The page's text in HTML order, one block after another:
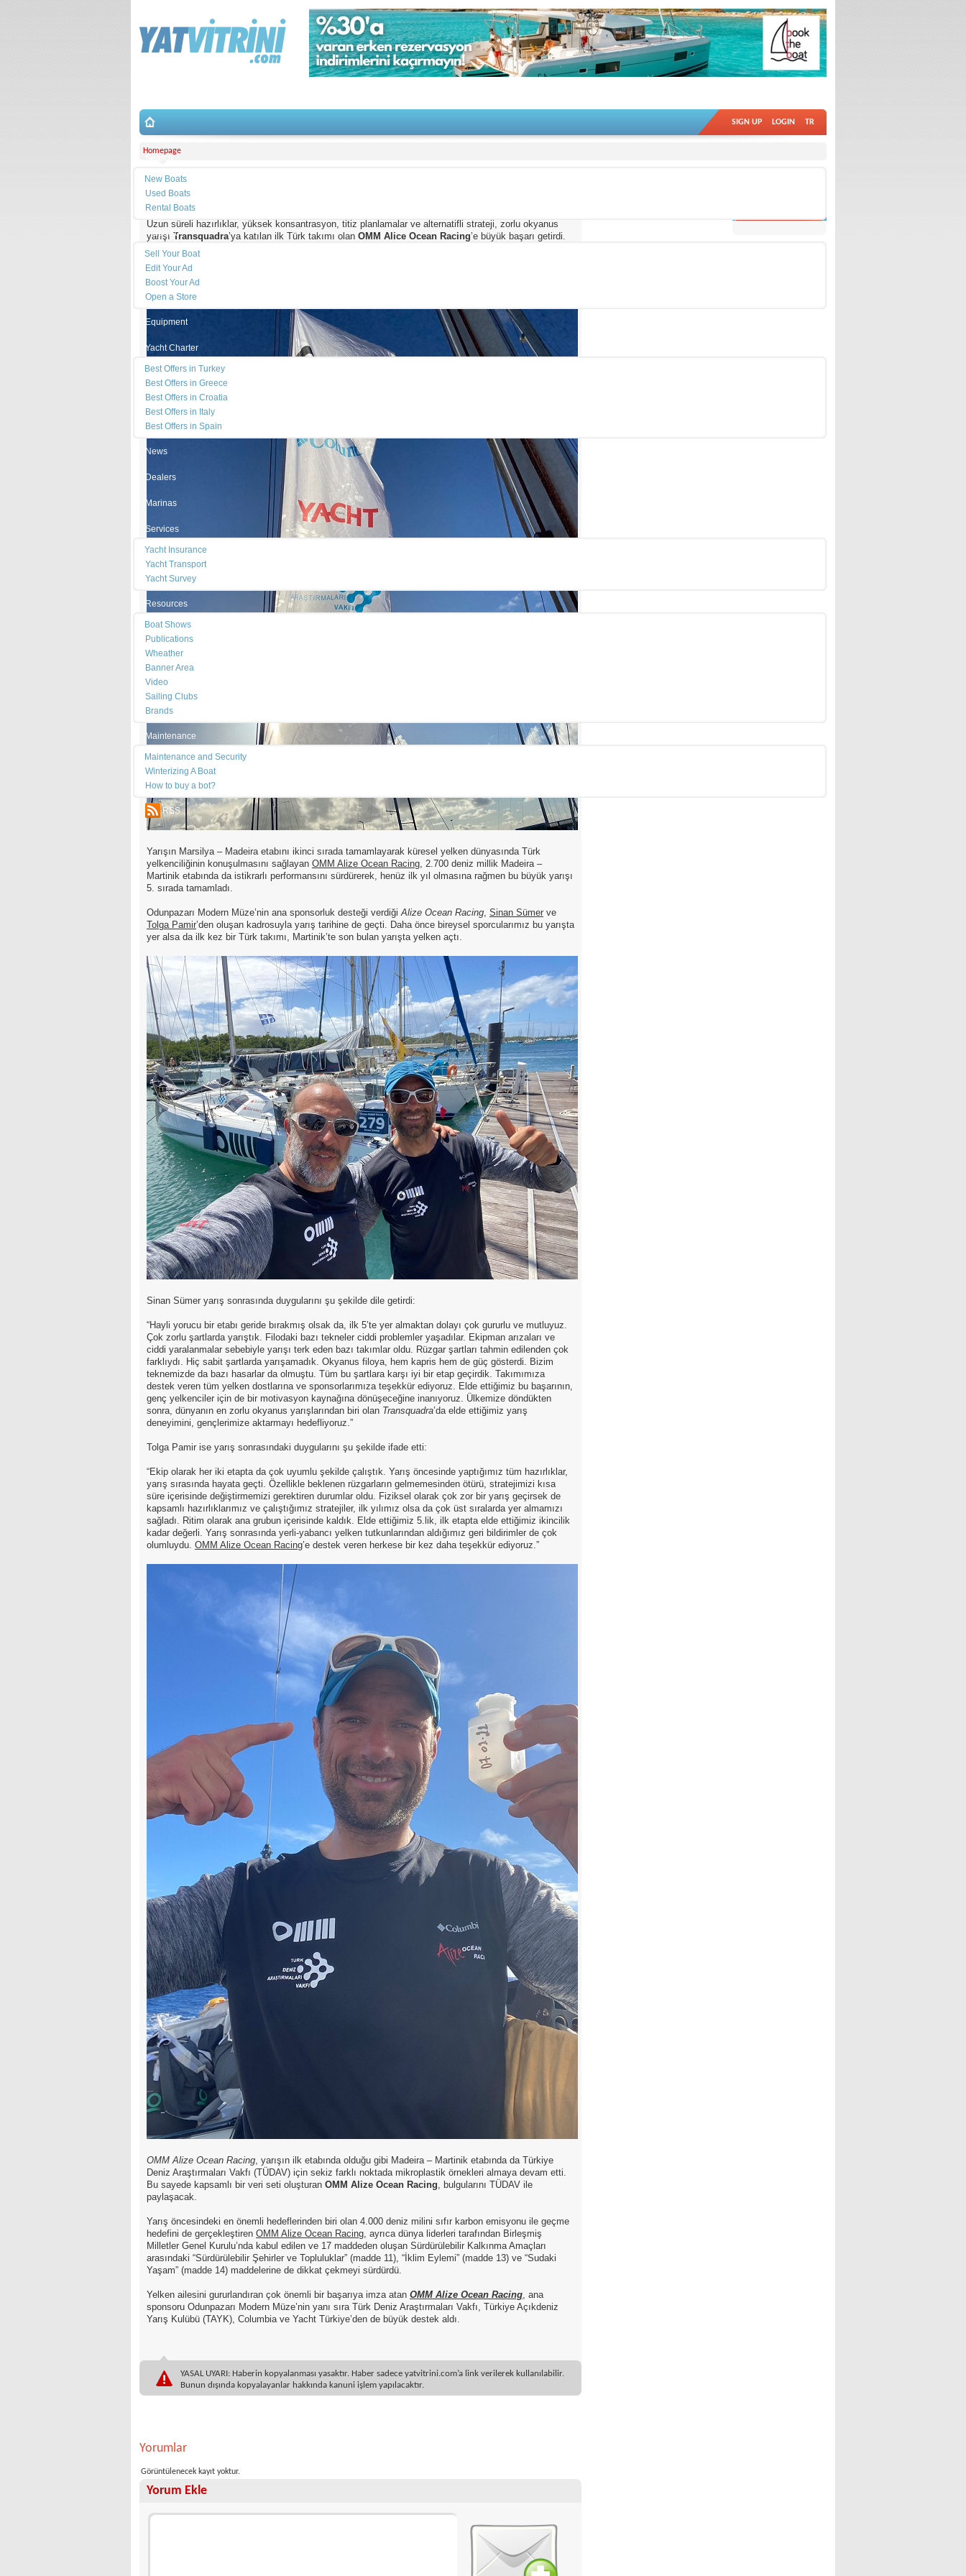
SIGN UP LOGIN TR
New Boats
Used Boats
Rental Boats
Place Ad
Sell Your Boat
Edit Your Ad
Boost Your Ad
Open a Store
Equipment
Yacht Charter
Best Offers in Turkey
Best Offers in Greece
Best Offers in Croatia
Best Offers in Italy
Best Offers in Spain
News
Dealers
Marinas
Services
Yacht Insurance
Yacht Transport
Yacht Survey
Resources
Boat Shows
Publications
Wheather
Banner Area
Video
Sailing Clubs
Brands
Maintenance
Maintenance and Security
Winterizing A Boat
How to buy a bot?
RSS
Homepage
OMM Alize Ocean Racing, Transquadra’yı 5. sırada tamamladı
Uzun süreli hazırlıklar, yüksek konsantrasyon, titiz planlamalar ve alternatifli strateji, zorlu okyanus
yarışı Transquadra’ya katılan ilk Türk takımı olan OMM Alice Ocean Racing’e büyük başarı getirdi.
Yarışın Marsilya – Madeira etabını ikinci sırada tamamlayarak küresel yelken dünyasında Türk
yelkenciliğinin konuşulmasını sağlayan OMM Alize Ocean Racing, 2.700 deniz millik Madeira –
Martinik etabında da istikrarlı performansını sürdürerek, henüz ilk yıl olmasına rağmen bu büyük yarışı
5. sırada tamamladı.
Odunpazarı Modern Müze’nin ana sponsorluk desteği verdiğiAlize Ocean Racing, Sinan Sümer ve
Tolga Pamir’den oluşan kadrosuyla yarış tarihine de geçti. Daha önce bireysel sporcularımız bu yarışta
yer alsa da ilk kez bir Türk takımı, Martinik’te son bulan yarışta yelken açtı.
Sinan Sümer yarış sonrasında duygularını şu şekilde dile getirdi:
“Hayli yorucu bir etabı geride bırakmış olsak da, ilk 5’te yer almaktan dolayı çok gururlu ve mutluyuz.
Çok zorlu şartlarda yarıştık. Filodaki bazı tekneler ciddi problemler yaşadılar. Ekipman arızaları ve
ciddi yaralanmalar sebebiyle yarışı terk eden bazı takımlar oldu. Rüzgar şartları tahmin edilenden çok
farklıydı. Hiç sabit şartlarda yarışamadık. Okyanus filoya, hem kapris hem de güç gösterdi. Bizim
teknemizde da bazı hasarlar da olmuştu. Tüm bu şartlara karşı iyi bir etap geçirdik. Takımımıza
destek veren tüm yelken dostlarına ve sponsorlarımıza teşekkür ediyoruz. Elde ettiğimiz bu başarının,
genç yelkenciler için de bir motivasyon kaynağına dönüşeceğine inanıyoruz. Ülkemize döndükten
sonra, dünyanın en zorlu okyanus yarışlarından biri olan Transquadra’da elde ettiğimiz yarış
deneyimini, gençlerimize aktarmayı hedefliyoruz.”
Tolga Pamir ise yarış sonrasındaki duygularını şu şekilde ifade etti:
“Ekip olarak her iki etapta da çok uyumlu şekilde çalıştık. Yarış öncesinde yaptığımız tüm hazırlıklar,
yarış sırasında hayata geçti. Özellikle beklenen rüzgarların gelmemesinden ötürü, stratejimizi kısa
süre içerisinde değiştirmemizi gerektiren durumlar oldu. Fiziksel olarak çok zor bir yarış geçirsek de
kapsamlı hazırlıklarımız ve çalıştığımız stratejiler, ilk yılımız olsa da çok üst sıralarda yer almamızı
sağladı. Ritim olarak ana grubun içerisinde kaldık. Elde ettiğimiz 5.lik, ilk etapta elde ettiğimiz ikincilik
kadar değerli. Yarış sonrasında yerli-yabancı yelken tutkunlarından aldığımız geri bildirimler de çok
olumluydu. OMM Alize Ocean Racing’e destek veren herkese bir kez daha teşekkür ediyoruz.”
OMM Alize Ocean Racing, yarışın ilk etabında olduğu gibi Madeira – Martinik etabında da Türkiye
Deniz Araştırmaları Vakfı (TÜDAV) için sekiz farklı noktada mikroplastik örnekleri almaya devam etti.
Bu sayede kapsamlı bir veri seti oluşturan OMM Alize Ocean Racing, bulgularını TÜDAV ile
paylaşacak.
Yarış öncesindeki en önemli hedeflerinden biri olan 4.000 deniz milini sıfır karbon emisyonu ile geçme
hedefini de gerçekleştiren OMM Alize Ocean Racing, ayrıca dünya liderleri tarafından Birleşmiş
Milletler Genel Kurulu’nda kabul edilen ve 17 maddeden oluşan Sürdürülebilir Kalkınma Amaçları
arasındaki “Sürdürülebilir Şehirler ve Topluluklar” (madde 11), “İklim Eylemi” (madde 13) ve “Sudaki
Yaşam” (madde 14) maddelerine de dikkat çekmeyi sürdürdü.
Yelken ailesini gururlandıran çok önemli bir başarıya imza atan OMM Alize Ocean Racing, ana
sponsoru Odunpazarı Modern Müze’nin yanı sıra Türk Deniz Araştırmaları Vakfı, Türkiye Açıkdeniz
Yarış Kulübü (TAYK), Columbia ve Yacht Türkiye’den de büyük destek aldı.
YASAL UYARI: Haberin kopyalanması yasaktır. Haber sadece yatvitrini.com’a link verilerek kullanılabilir.
Bunun dışında kopyalayanlar hakkında kanuni işlem yapılacaktır.
Yorumlar
Görüntülenecek kayıt yoktur.
Yorum Ekle